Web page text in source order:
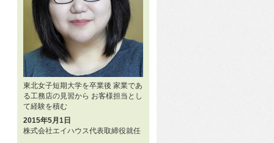
東北女子短期大学を卒業後 家業であ
る工務店の見習から お客様担当とし
て経験を積む
2015年5月1日
株式会社エイハウス代表取締役就任